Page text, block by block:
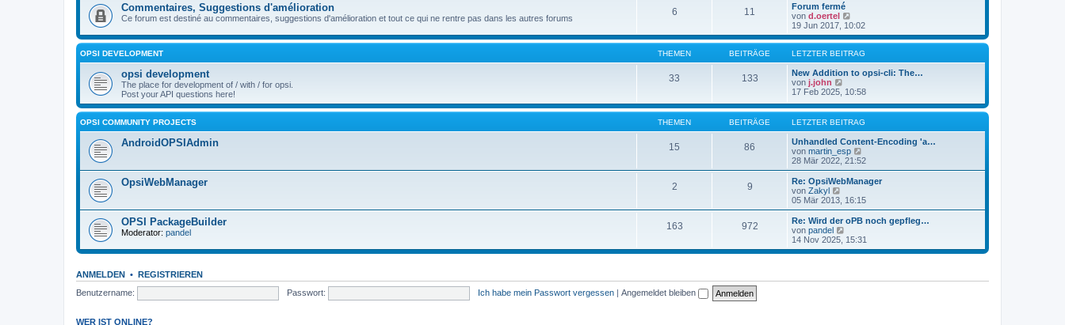
B
e
t
r
a
g
r
e
i
g
Commentaires, Suggestions d'amélioration
Ce forum est destiné au commentaires, suggestions d'amélioration et tout ce qui ne rentre pas dans les autres forums
6 11
Forum fermé
von d.oertel
e
u
e
s
t
e
B
i
t
a
g
19 Jun 2017, 10:02
OPSI DEVELOPMENT THEMEN BEITRÄGE LETZTER BEITRAG
opsi development
The place for development of / with / for opsi.
Post your API questions here!
33 133
New Addition to opsi-cli: The…
von j.john
e
e
s
e
r
B
e
t
r
a
g
17 Feb 2025, 10:58
OPSI COMMUNITY PROJECTS THEMEN BEITRÄGE LETZTER BEITRAG
AndroidOPSIAdmin 15 86
Unhandled Content-Encoding 'a…
von martin_esp
e
u
e
t
B
e
i
t
g
28 Mär 2022, 21:52
OpsiWebManager 2 9
Re: OpsiWebManager
von Zakyl
e
u
e
s
t
e
r
i
05 Mär 2013, 16:15
OPSI PackageBuilder
Moderator: pandel
163 972
Re: Wird der oPB noch gepfleg…
von pandel
e
u
14 Nov 2025, 15:31
ANMELDEN • REGISTRIEREN
Benutzername:
Passwort: Ich habe mein Passwort vergessen | Angemeldet bleiben
WER IST ONLINE?